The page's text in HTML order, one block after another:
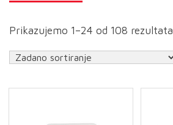
Prikazujemo 1–24 od 108 rezultata